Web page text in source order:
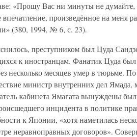
«Прошу Вас ни минуты не думайте,
впечатление, произведённое на
(380, 1994, № 6, с. 23).
преступником был Цуда
к иностранцам. Фанатик Цуда
несколько месяцев умер в тюрьме.
министр внутренних дел
кабинета Ямагата вынуждены
инцидента в политике
к Японии, «хотя наметилась
неравноправных договоров».